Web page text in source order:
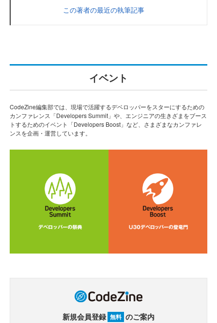
この著者の最近の執筆記事
イベント
CodeZine編集部では、現場で活躍するデベロッパーをスターにするための
カンファレンス「Developers Summit」や、エンジニアの生きざまをブース
トするためのイベント「Developers Boost」など、さまざまなカンファレ
ンスを企画・運営しています。
新規会員登録 無料 のご案内